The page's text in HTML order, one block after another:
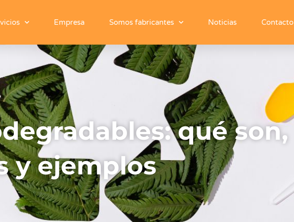
Empresa Somos fabricantes Noticias Contacto
qué son,
y ejemplos